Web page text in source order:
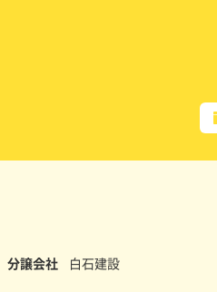
分譲会社 白石建設